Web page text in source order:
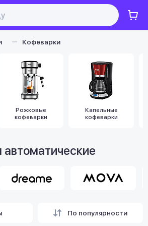
Кофеварки
Рожковые
кофеварки
Капельные
кофеварки
По популярности